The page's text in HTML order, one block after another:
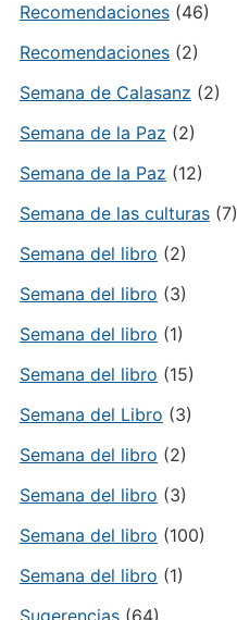
Recomendaciones(46)
Recomendaciones(2)
Semana de Calasanz (2)
Semana de la Paz (2)
Semana de la Paz (12)
Semana de las culturas(7)
Semana del libro (2)
Semana del libro (3)
Semana del libro (1)
Semana del libro (15)
Semana del Libro (3)
Semana del libro (2)
Semana del libro (3)
Semana del libro (100)
Semana del libro (1)
Sugerencias(64)